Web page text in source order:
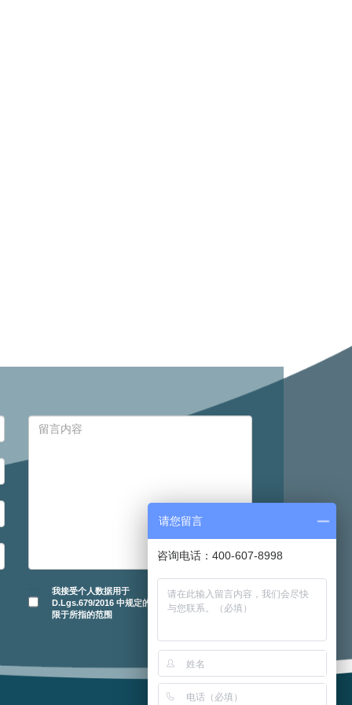
我接受个人数据用于
D.Lgs.679/2016 中规定的目的并仅
限于所指的范围
请您留言
咨询电话：400-607-8998